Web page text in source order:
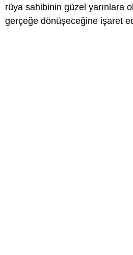
rüya sahibinin güzel yarınlara
gerçeğe dönüşeceğine işaret